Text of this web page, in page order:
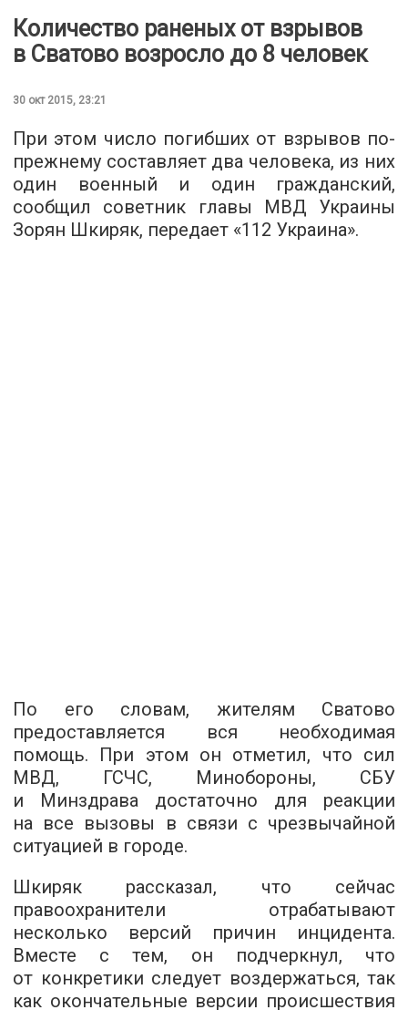
Количество раненых от взрывов
в Сватово возросло до 8 человек
30 окт 2015, 23:21
При этом число погибших от взрывов по-
прежнему составляет два человека, из них
один военный и один гражданский,
сообщил советник главы МВД Украины
Зорян Шкиряк, передает «112 Украина».
По его словам, жителям Сватово
предоставляется вся необходимая
помощь. При этом он отметил, что сил
МВД, ГСЧС, Минобороны, СБУ
и Минздрава достаточно для реакции
на все вызовы в связи с чрезвычайной
ситуацией в городе.
Шкиряк рассказал, что сейчас
правоохранители отрабатывают
несколько версий причин инцидента.
Вместе с тем, он подчеркнул, что
от конкретики следует воздержаться, так
как окончательные версии происшествия